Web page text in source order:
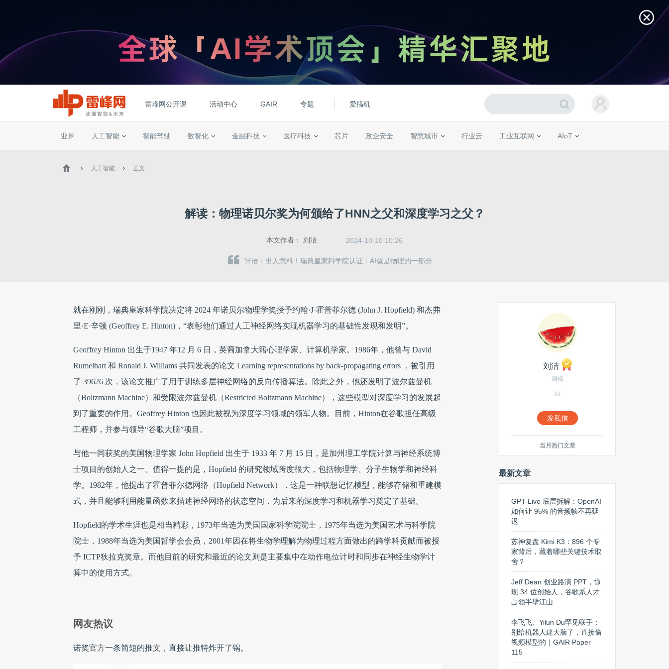
雷峰网公开课 活动中心 GAIR 专题 爱搞机
业界 人工智能 智能驾驶 数智化 金融科技 医疗科技 芯片 政企安全 智慧城市 行业云 工业互联网 AIoT
人工智能 正文
解读：物理诺贝尔奖为何颁给了HNN之父和深度学习之父？
本文作者： 刘洁 2024-10-10 10:26
导语：出人意料！瑞典皇家科学院认证：AI就是物理的一部分
就在刚刚，瑞典皇家科学院决定将 2024 年诺贝尔物理学奖授予约翰·J·霍普菲尔德 (John J. Hopfield) 和杰弗
里·E·辛顿 (Geoffrey E. Hinton)，“表彰他们通过人工神经网络实现机器学习的基础性发现和发明”。
Geoffrey Hinton 出生于1947 年12 月 6 日，英裔加拿大籍心理学家、计算机学家。1986年，他曾与 David
Rumelhart 和 Ronald J. Williams 共同发表的论文 Learning representations by back-propagating errors ，被引用
了 39626 次，该论文推广了用于训练多层神经网络的反向传播算法。除此之外，他还发明了波尔兹曼机
（Boltzmann Machine）和受限波尔兹曼机（Restricted Boltzmann Machine），这些模型对深度学习的发展起
到了重要的作用。Geoffrey Hinton 也因此被视为深度学习领域的领军人物。目前，Hinton在谷歌担任高级
工程师，并参与领导“谷歌大脑”项目。
与他一同获奖的美国物理学家 John Hopfield 出生于 1933 年 7 月 15 日，是加州理工学院计算与神经系统博
士项目的创始人之一。值得一提的是，Hopfield 的研究领域跨度很大，包括物理学、分子生物学和神经科
学。1982年，他提出了霍普菲尔德网络（Hopfield Network），这是一种联想记忆模型，能够存储和重建模
式，并且能够利用能量函数来描述神经网络的状态空间，为后来的深度学习和机器学习奠定了基础。
Hopfield的学术生涯也是相当精彩，1973年当选为美国国家科学院院士，1975年当选为美国艺术与科学院
院士，1988年当选为美国哲学会会员，2001年因在将生物学理解为物理过程方面做出的跨学科贡献而被授
予 ICTP狄拉克奖章。而他目前的研究和最近的论文则是主要集中在动作电位计时和同步在神经生物学计
算中的使用方式。
网友热议
诺奖官方一条简短的推文，直接让推特炸开了锅。
刘洁
编辑
发私信
当月热门文章
最新文章
GPT-Live 底层拆解：OpenAI
如何让 95% 的音频帧不再延
迟
苏神复盘 Kimi K3：896 个专
家背后，藏着哪些关键技术取
舍？
Jeff Dean 创业路演 PPT，惊
现 34 位创始人，谷歌系人才
占领半壁江山
李飞飞、Yilun Du罕见联手：
别给机器人建大脑了，直接偷
视频模型的｜GAIR Paper
115